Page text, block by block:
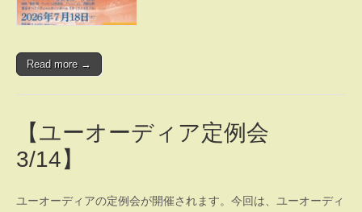
Read more →
【ユーオーディア定例会
3/14】
ユーオーディアの定例会が開催されます。今回は、ユーオーディ